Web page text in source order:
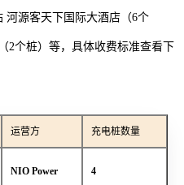
河源客天下国际大酒店（6个
2个桩）等，具体收费标准查看下
运营方 充电桩数量
NIO Power 4